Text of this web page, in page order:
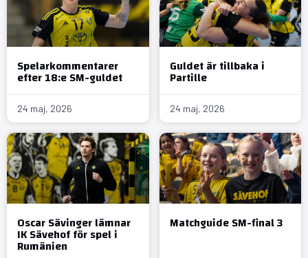
Spelarkommentarer
efter 18:e SM-guldet
24 maj, 2026
Guldet är tillbaka i
Partille
24 maj, 2026
Oscar Sävinger lämnar
IK Sävehof för spel i
Rumänien
Matchguide SM-final 3